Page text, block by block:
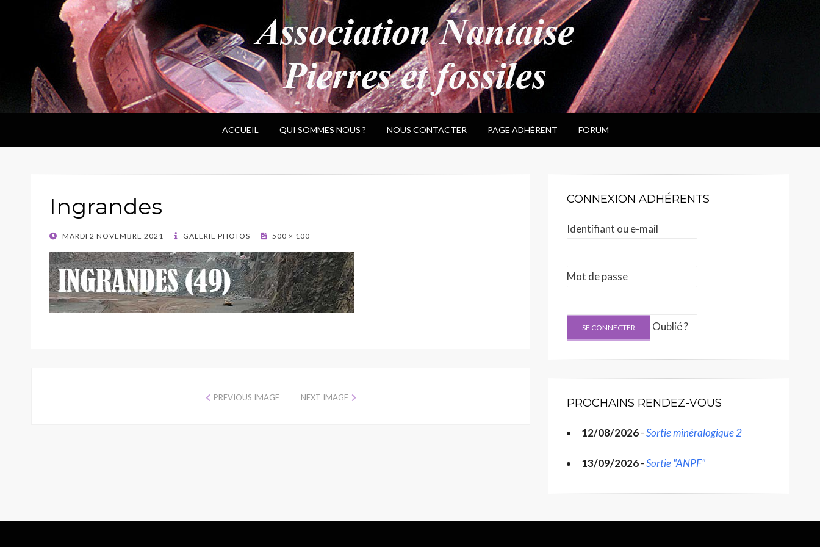
ANPF
Association Nantaise Pierres et Fossiles
ACCUEIL QUI SOMMES NOUS ? NOUS CONTACTER PAGE ADHÉRENT FORUM
Ingrandes
POSTED
MARDI 2 NOVEMBRE 2021 GALERIE PHOTOS 500 × 100
PREVIOUS IMAGE NEXT IMAGE
CONNEXION ADHÉRENTS
Identifiant ou e-mail
Mot de passe
Oublié ?
PROCHAINS RENDEZ-VOUS
12/08/2026-Sortie minéralogique 2
13/09/2026-Sortie "ANPF"